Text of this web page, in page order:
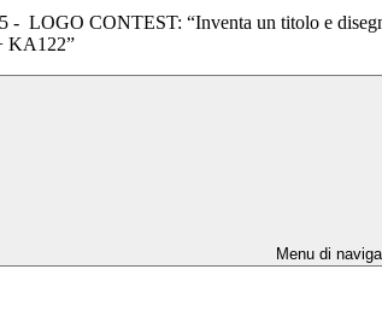
- LOGO CONTEST: “Inventa un titolo e
KA122”
Menu di